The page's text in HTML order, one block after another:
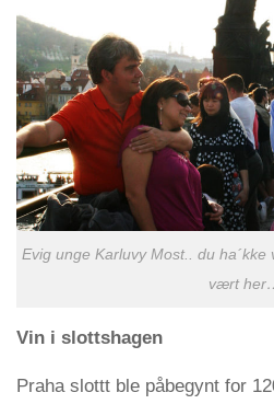
Evig unge Karluvy Most.. du
vært
Vin i slottshagen
Praha slottt ble påbegynt for